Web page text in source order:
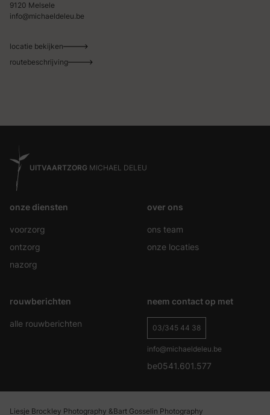
9120 Melsele
info@michaeldeleu.be
locatie bekijken
routebeschrijving
UITVAARTZORG MICHAEL DELEU
onze diensten
voorzorg
ontzorg
nazorg
over ons
ons team
onze locaties
rouwberichten
alle rouwberichten
neem contact op met
03/345 44 38
info@michaeldeleu.be
be0541.601.577
Liesje Brockley Photography &Bart Gosselin Photography